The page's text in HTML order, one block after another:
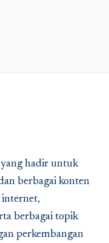
hadir untuk
berbagai konten
internet,
berbagai topik
perkembangan